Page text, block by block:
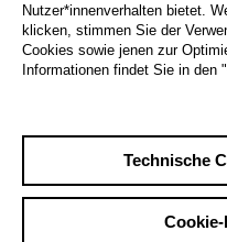
Nutzer*innenverhalten bietet.
klicken, stimmen Sie der
Cookies sowie jenen zur
Informationen findet Sie in den
Technische